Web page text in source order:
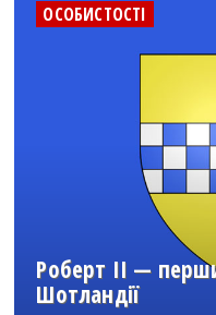
ОСОБИСТОСТІ
Роберт II —
Шотландії